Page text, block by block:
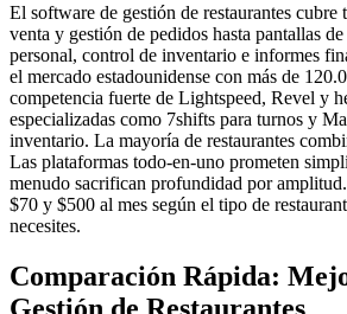
El software de gestión de restaurantes cubre
venta y gestión de pedidos hasta pantallas
personal, control de inventario e informes
el mercado estadounidense con más de
competencia fuerte de Lightspeed, Revel y
especializadas como 7shifts para turnos y
inventario. La mayoría de restaurantes
Las plataformas todo-en-uno prometen
menudo sacrifican profundidad por
$70 y $500 al mes según el tipo de
necesites.
Comparación Rápida:
Gestión de Restaurantes